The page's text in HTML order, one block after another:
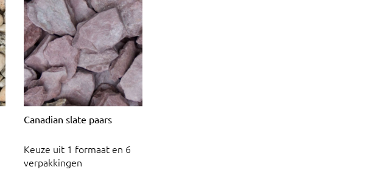
Canadian slate paars
Keuze uit 1 formaat en 6
verpakkingen